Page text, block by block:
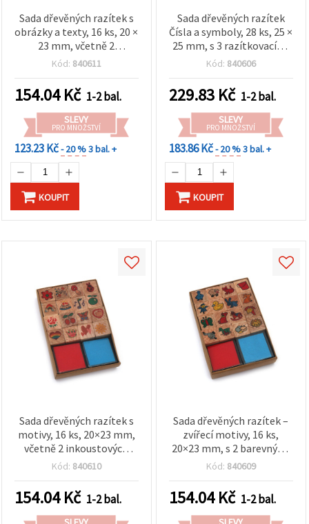
Sada dřevěných razítek s
obrázky a texty, 16 ks, 20 ×
23 mm, včetně 2
inkoustových polštářků
Kód: 840611
154.04Kč 1-2 bal.
SLEVY
PRO MNOŽSTVÍ
123.23 Kč- 20 %3 bal. +
KOUPIT
Sada dřevěných razítek
Čísla a symboly, 28 ks, 25 ×
25 mm, s 3 razítkovacími
poduškami v mixu barev,
Kód: 840606
229.83 Kč 1-2 bal.
SLEVY
PRO MNOŽSTVÍ
183.86 Kč- 20 %3 bal. +
KOUPIT
Sada dřevěných razítek s
motivy, 16 ks, 20×23 mm,
včetně 2 inkoustových
polštářků (2 barvy), 34×34
Kód: 840610
154.04Kč 1-2 bal.
Sada dřevěných razítek –
zvířecí motivy, 16 ks,
20×23 mm, s 2 barevnými
inkoustovými polštářky
Kód: 840609
154.04Kč 1-2 bal.